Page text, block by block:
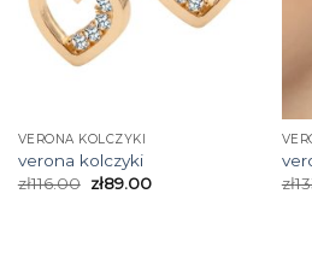
VERONA KOLCZYKI
verona kolczyki
zł116.00 zł89.00
zł